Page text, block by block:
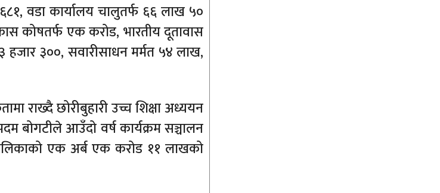
वडा कार्यालय चालुतर्फ ६६ लाख ५०
कोषतर्फ एक करोड, भारतीय दूतावास
३००, सवारीसाधन मर्मत ५४ लाख,
राख्दै छोरीबुहारी उच्च शिक्षा अध्ययन
बोगटीले आउँदो वर्ष कार्यक्रम सञ्चालन
एक अर्ब एक करोड ११ लाखको